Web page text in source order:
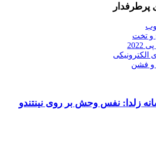
و تخت
الکترونیکی
و فشن
زلدا: نفس وحش بر روی نینتندو